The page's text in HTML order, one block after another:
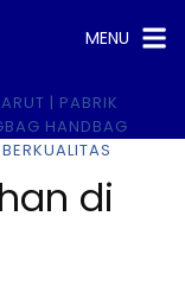
MENU
di